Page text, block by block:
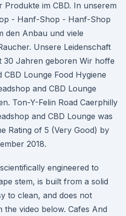
im CBD. In unserem
- Hanf-Shop - Hanf-Shop
den Anbau und viele
Unsere Leidenschaft
30 Jahren geboren Wir hoffe
Lounge Food Hygiene
and CBD Lounge
Ton-Y-Felin Road Caerphilly
and CBD Lounge was
Rating of 5 (Very Good) by
2018.
engineered to
stem, is built from a solid
to clean, and does not
the video below. Cafes And